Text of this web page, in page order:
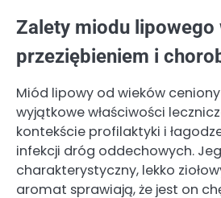
Zalety miodu lipowego
przeziębieniem i
Miód lipowy od wieków
wyjątkowe właściwości
kontekście profilaktyki i
infekcji dróg oddechowych.
charakterystyczny, lekko
aromat sprawiają, że jest on